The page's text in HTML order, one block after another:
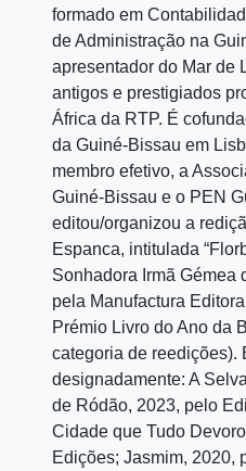
formado em
de Administração na
apresentador do Mar de
antigos e prestigiados
África da RTP. É
da Guiné-Bissau em
membro efetivo, a
Guiné-Bissau e o PEN
editou/organizou a
Espanca, intitulada
Sonhadora Irmã Gémea
pela Manufactura
Prémio Livro do Ano da
categoria de reedições).
designadamente: A
de Ródão, 2023, pelo
Cidade que Tudo
Edições; Jasmim, 2020,